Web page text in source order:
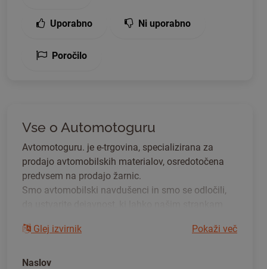
Uporabno Ni uporabno
Poročilo
Vse o Automotoguru
Avtomotoguru. je e-trgovina, specializirana za
prodajo avtomobilskih materialov, osredotočena
predvsem na prodajo žarnic.
Smo avtomobilski navdušenci in smo se odločili,
konkurenčne cene.
ponujajo široko paleto izdelkov, primernih za vsak
Glej izvirnik Pokaži več
Naslov